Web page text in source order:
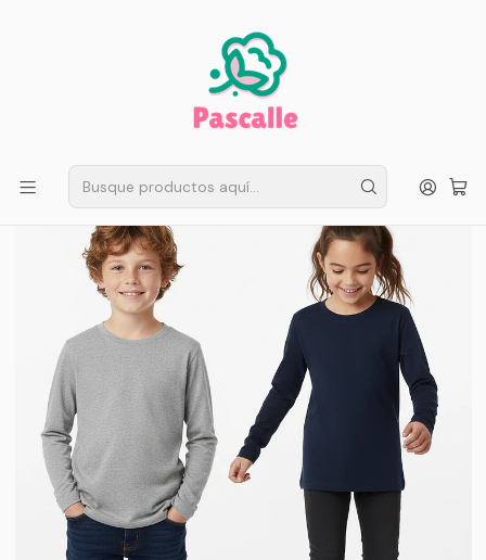
Compras sobre $50.000
Escolar
Camisetas algodón infantil
Pack 3 Camisetas Algodon Manga Larga